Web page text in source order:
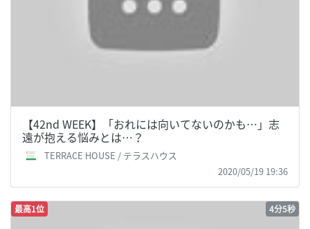
【42nd WEEK】「おれには向いてないのかも…」志
遠が抱える悩みとは…？
TERRACE HOUSE / テラスハウス
2020/05/19 19:36
最高1位 4分5秒